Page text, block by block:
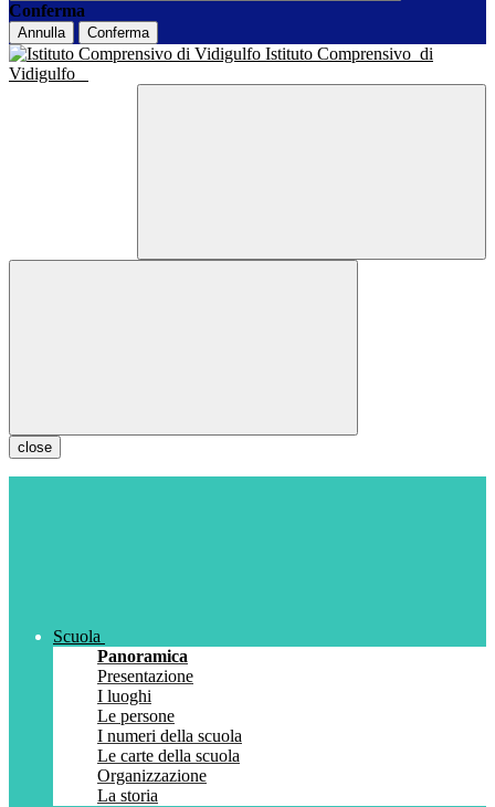
Conferma
Annulla Conferma
Istituto Comprensivo di
Vidigulfo
close
Scuola
Panoramica
Presentazione
I luoghi
Le persone
I numeri della scuola
Le carte della scuola
Organizzazione
La storia